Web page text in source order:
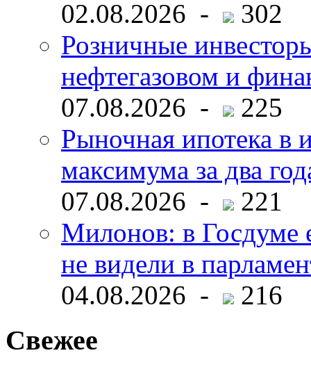
02.08.2026 -
302
Розничные
нефтегазовом и
07.08.2026 -
225
Рыночная ипотека в
максимума за два
07.08.2026 -
221
Милонов: в Госдуме
не видели в
04.08.2026 -
216
Свежее